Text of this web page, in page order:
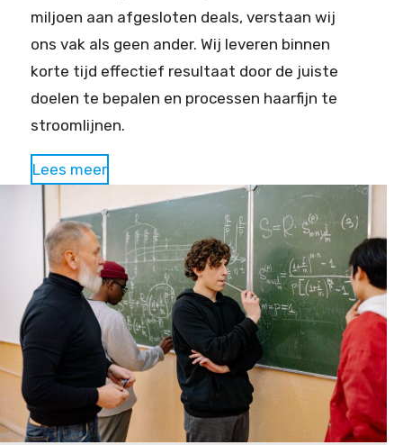
miljoen aan afgesloten deals, verstaan wij
ons vak als geen ander. Wij leveren binnen
korte tijd effectief resultaat door de juiste
doelen te bepalen en processen haarfijn te
stroomlijnen.
Lees meer